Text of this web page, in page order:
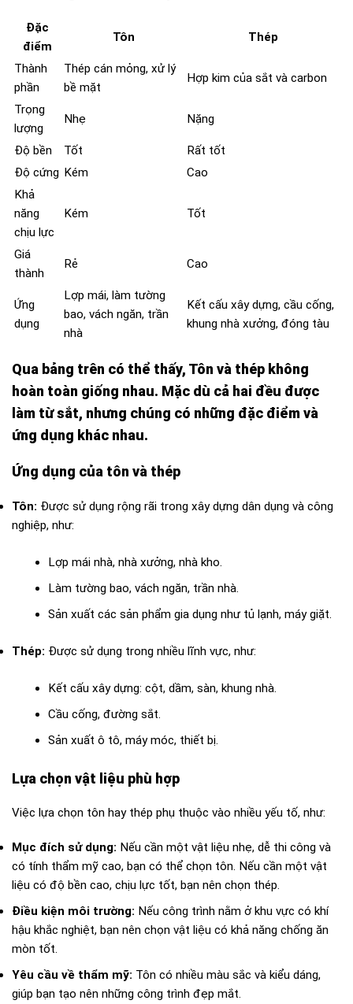
Đặc
điểm
Tôn Thép
Thành
phần
Thép cán mỏng, xử lý
bề mặt
Hợp kim của sắt và carbon
Trọng
lượng
Nhẹ Nặng
Độ bền Tốt
Rất tốt
Độ cứng Kém
Cao
Khả
năng
chịu lực
Kém Tốt
Giá
thành
Rẻ Cao
Ứng
dụng
Lợp mái, làm tường
bao, vách ngăn, trần
nhà
Kết cấu xây dựng, cầu cống,
khung nhà xưởng, đóng tàu
Qua bảng trên có thể thấy, Tôn và thép không
hoàn toàn giống nhau. Mặc dù cả hai đều được
làm từ sắt, nhưng chúng có những đặc điểm và
ứng dụng khác nhau.
Ứng dụng của tôn và thép
Tôn: Được sử dụng rộng rãi trong xây dựng dân dụng và công
nghiệp, như:
Lợp mái nhà, nhà xưởng, nhà kho.
Làm tường bao, vách ngăn, trần nhà.
Sản xuất các sản phẩm gia dụng như tủ lạnh, máy giặt.
Thép: Được sử dụng trong nhiều lĩnh vực, như:
Kết cấu xây dựng: cột, dầm, sàn, khung nhà.
Cầu cống, đường sắt.
Sản xuất ô tô, máy móc, thiết bị.
Lựa chọn vật liệu phù hợp
Việc lựa chọn tôn hay thép phụ thuộc vào nhiều yếu tố, như:
Mục đích sử dụng: Nếu cần một vật liệu nhẹ, dễ thi công và
có tính thẩm mỹ cao, bạn có thể chọn tôn. Nếu cần một vật
liệu có độ bền cao, chịu lực tốt, bạn nên chọn thép.
Điều kiện môi trường: Nếu công trình nằm ở khu vực có khí
hậu khắc nghiệt, bạn nên chọn vật liệu có khả năng chống ăn
mòn tốt.
Yêu cầu về thẩm mỹ: Tôn có nhiều màu sắc và kiểu dáng,
giúp bạn tạo nên những công trình đẹp mắt.